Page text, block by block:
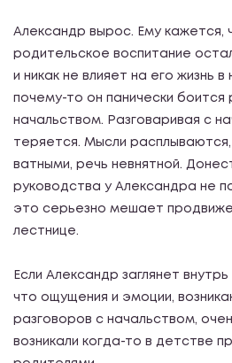
Александр вырос. Ему кажется,
родительское воспитание
и никак не влияет на его жизнь
почему-то он панически боится
начальством. Разговаривая с
теряется. Мысли расплываются,
ватными, речь невнятной.
руководства у Александра не
это серьезно мешает
лестнице.
Если Александр заглянет
что ощущения и эмоции,
разговоров с начальством,
возникали когда-то в детстве